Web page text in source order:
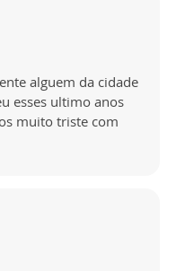
alguem da cidade
esses ultimo anos
muito triste com